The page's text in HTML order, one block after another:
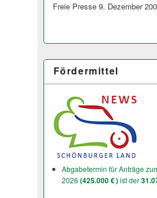
Freie Presse 9. Dezember
Fördermittel
Abgabetermin für Anträge
2026 (425.000 € )ist der